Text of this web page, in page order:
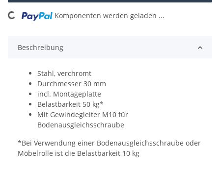
Loading... Komponenten werden geladen ...
Beschreibung
Stahl, verchromt
Durchmesser 30 mm
incl. Montageplatte
Belastbarkeit 50 kg*
Mit Gewindegleiter M10 für
Bodenausgleichsschraube
*Bei Verwendung einer Bodenausgleichsschraube oder
Möbelrolle ist die Belastbarkeit 10 kg